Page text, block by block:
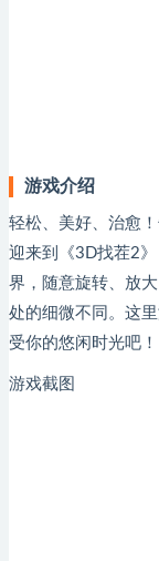
游戏介绍
轻松、美好、治愈
迎来到《3D找茬2
界，随意旋转、放
处的细微不同。这
受你的悠闲时光吧！
游戏截图